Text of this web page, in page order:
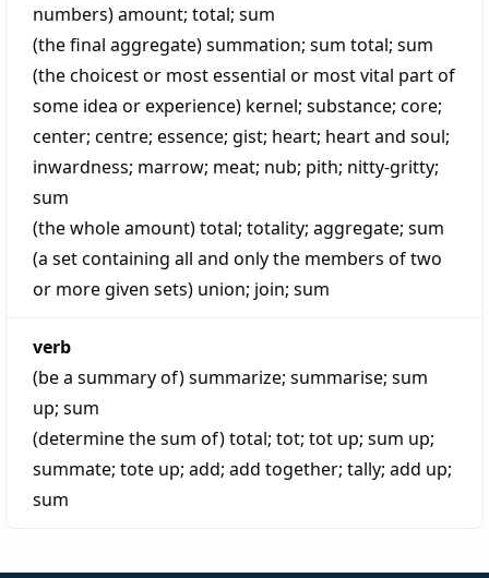
numbers)amount; total; sum
(the final aggregate)summation; sum total; sum
(the choicest or most essential or most vital part of
some idea or experience) kernel; substance; core;
center; centre; essence; gist; heart; heart and soul;
inwardness; marrow; meat; nub; pith; nitty-gritty;
sum
(the whole amount)total; totality; aggregate; sum
(a set containing all and only the members of two
or more given sets) union; join; sum
verb
(be a summary of)summarize; summarise; sum
up; sum
(determine the sum of)total; tot; tot up; sum up;
summate; tote up; add; add together; tally; add up;
sum